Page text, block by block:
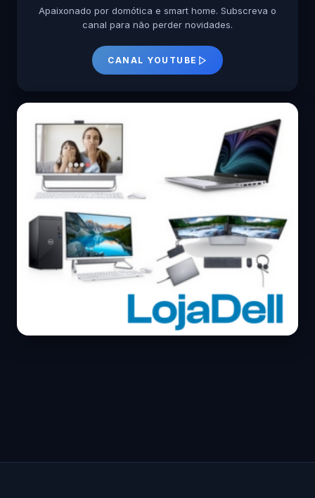
Apaixonado por domótica e smart home. Subscreva o
canal para não perder novidades.
CANAL YOUTUBE